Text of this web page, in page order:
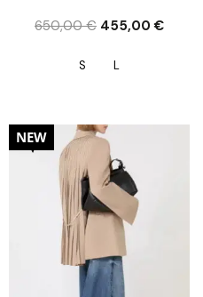
650,00€ 455,00€
S L
30%
NEW